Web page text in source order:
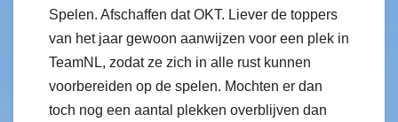
Spelen. Afschaffen dat OKT. Liever de toppers
van het jaar gewoon aanwijzen voor een plek in
TeamNL, zodat ze zich in alle rust kunnen
voorbereiden op de spelen. Mochten er dan
toch nog een aantal plekken overblijven dan